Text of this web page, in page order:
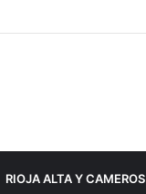
RIOJA ALTA Y CAMEROS